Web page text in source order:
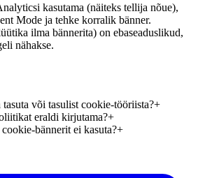
kasutama (näiteks tellija nõue),
Mode ja tehke korralik bänner.
ilma bännerita) on ebaseaduslikud,
nähakse.
tasuta või tasulist cookie-tööriista?+
eraldi kirjutama?+
bännerit ei kasuta?+